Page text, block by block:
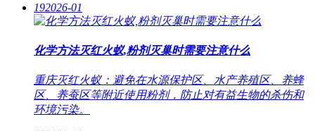
192026-01
化学方法灭红火蚁,粉剂灭巢时需要注意什么
重庆灭红火蚁：避免在水源保护区、水产养殖区、养蜂
区、养蚕区等附近使用粉剂，防止对有益生物的杀伤和
环境污染。